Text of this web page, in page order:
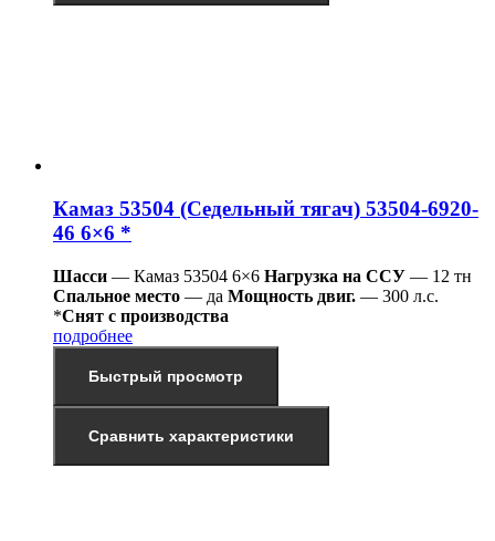
Камаз 53504 (Седельный тягач) 53504-6920-
46 6×6 *
Шасси — Камаз 53504 6×6 Нагрузка на ССУ — 12 тн
Спальное место — да Мощность двиг. — 300 л.с.
*Снят с производства
подробнее
Быстрый просмотр
Сравнить характеристики